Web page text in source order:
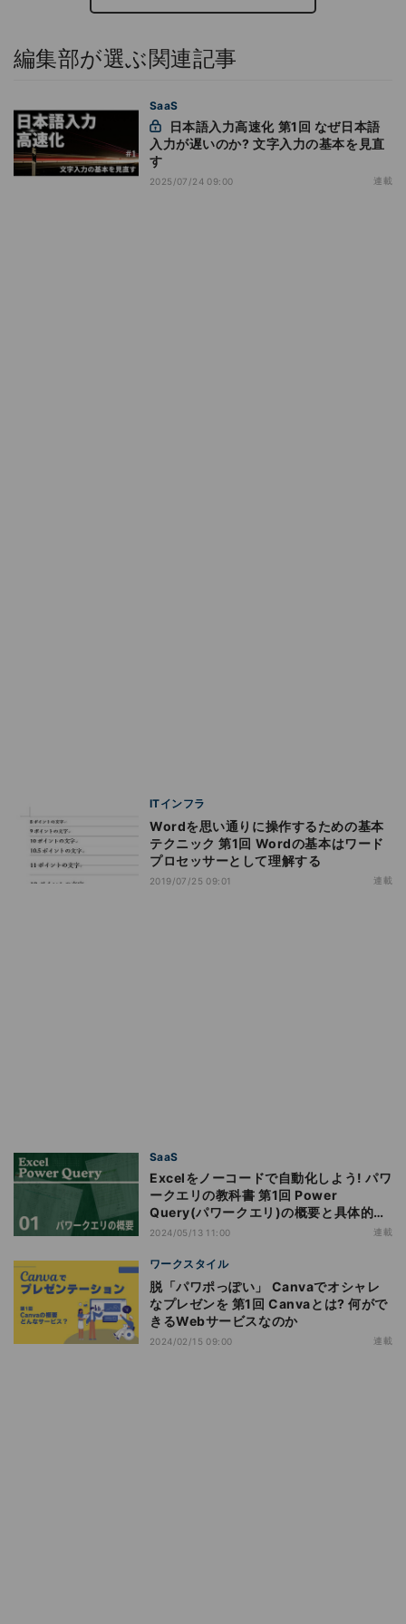
編集部が選ぶ関連記事
SaaS
入力が遅いのか? 文字入力の基本を見直
す
2025/07/24 09:00 連載
ITインフラ
Wordを思い通りに操作するための基本
テクニック 第1回 Wordの基本はワード
プロセッサーとして理解する
2019/07/25 09:01 連載
SaaS
Excelをノーコードで自動化しよう! パワ
ークエリの教科書 第1回 Power
Query(パワークエリ)の概要と具体的な
活用例
2024/05/13 11:00 連載
ワークスタイル
脱「パワポっぽい」 Canvaでオシャレ
なプレゼンを 第1回 Canvaとは? 何がで
きるWebサービスなのか
2024/02/15 09:00 連載